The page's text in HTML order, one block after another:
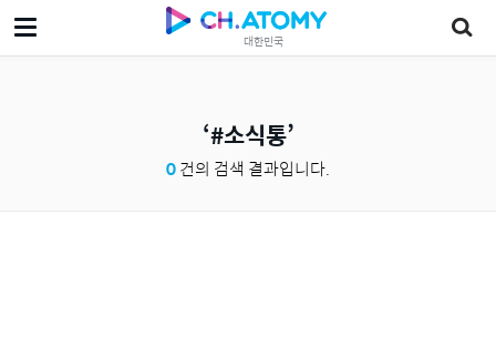
대한민국
#소식통
0건의 검색 결과입니다.